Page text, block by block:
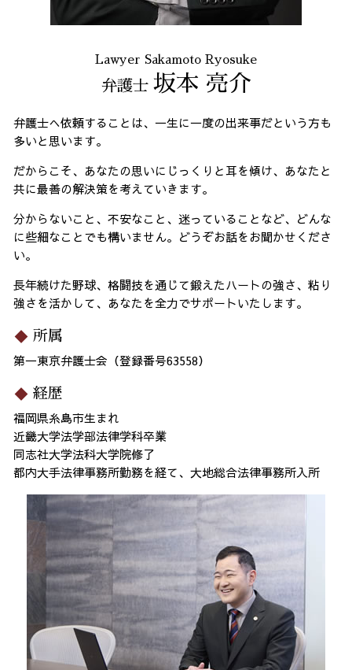
Lawyer Sakamoto Ryosuke
弁護士 坂本 亮介
弁護士へ依頼することは、一生に一度の出来事だという方も
多いと思います。
だからこそ、あなたの思いにじっくりと耳を傾け、あなたと
共に最善の解決策を考えていきます。
分からないこと、不安なこと、迷っていることなど、どんな
に些細なことでも構いません。どうぞお話をお聞かせくださ
い。
長年続けた野球、格闘技を通じて鍛えたハートの強さ、粘り
強さを活かして、あなたを全力でサポートいたします。
所属
第一東京弁護士会（登録番号63558）
経歴
福岡県糸島市生まれ
近畿大学法学部法律学科卒業
同志社大学法科大学院修了
都内大手法律事務所勤務を経て、大地総合法律事務所入所